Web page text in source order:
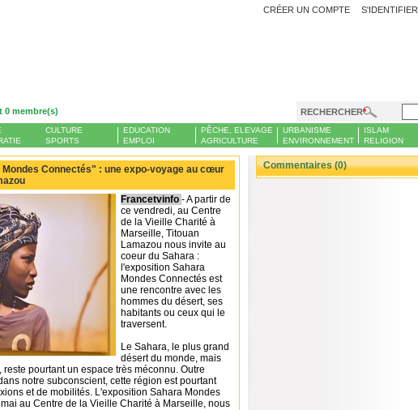
CRÉER UN COMPTE S'IDENTIFIER
0 membre(s) RECHERCHER
CULTURE
SPORTS
EDUCATION
EMPLOI
PÊCHE, ELEVAGE
AGRICULTURE
URBANISME
ENVIRONNEMENT
ISLAM
RELIGION
Mondes Connectés" : une expo-voyage au cœur
Francetvinfo - A partir de
ce vendredi, au Centre
de la Vieille Charité à
Marseille, Titouan
Lamazou nous invite au
coeur du Sahara :
l'exposition Sahara
Mondes Connectés est
une rencontre avec les
hommes du désert, ses
habitants ou ceux qui le
traversent.
Le Sahara, le plus grand
désert du monde, mais
pourtant un espace très méconnu. Outre
notre subconscient, cette région est pourtant
et de mobilités. L'exposition Sahara Mondes
au Centre de la Vieille Charité à Marseille, nous
Commentaires (0)